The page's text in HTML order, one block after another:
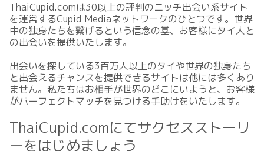
ThaiCupid.comは30以上の評判のニッチ出会い系サイト
を運営するCupid Mediaネットワークのひとつです。世界
中の独身たちを繋げるという信念の基、お客様にタイ人と
の出会いを提供いたします。
出会いを探している3百万人以上のタイや世界の独身たち
と出会えるチャンスを提供できるサイトは他には多くあり
ません。私たちはお相手が世界のどこにいようと、お客様
がパーフェクトマッチを見つける手助けをいたします。
ThaiCupid.comにてサクセスストーリ
ーをはじめましょう